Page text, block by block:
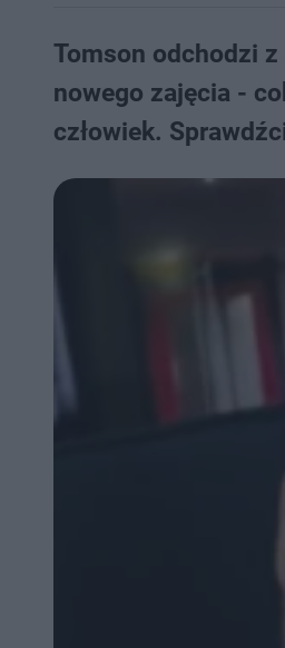
Tomson odchodzi
nowego zajęcia -
człowiek.